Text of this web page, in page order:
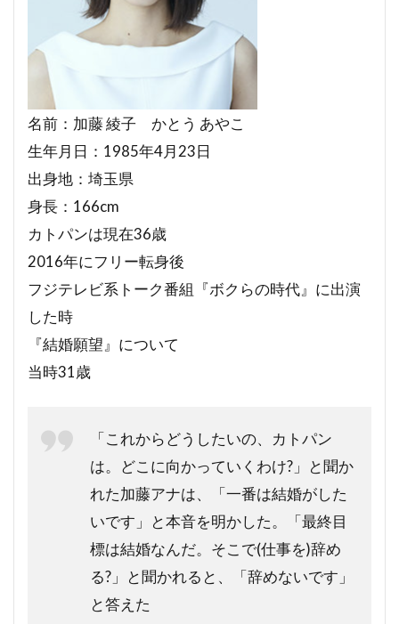
名前：加藤 綾子 かとう あやこ
生年月日：1985年4月23日
出身地：埼玉県
身長：166cm
カトパンは現在36歳
2016年にフリー転身後
フジテレビ系トーク番組『ボクらの時代』に出演
した時
『結婚願望』について
当時31歳
「これからどうしたいの、カトパン
は。どこに向かっていくわけ?」と聞か
れた加藤アナは、「一番は結婚がした
いです」と本音を明かした。「最終目
標は結婚なんだ。そこで(仕事を)辞め
る?」と聞かれると、「辞めないです」
と答えた